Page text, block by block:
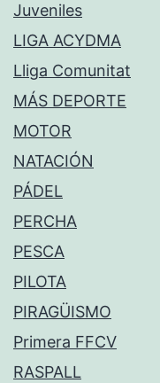
Juveniles
LIGA ACYDMA
Lliga Comunitat
MÁS DEPORTE
MOTOR
NATACIÓN
PÁDEL
PERCHA
PESCA
PILOTA
PIRAGÜISMO
Primera FFCV
RASPALL